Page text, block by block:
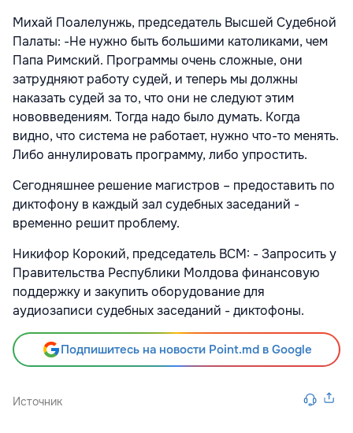
Михай Поалелунжь, председатель Высшей Судебной
Палаты: -Не нужно быть большими католиками, чем
Папа Римский. Программы очень сложные, они
затрудняют работу судей, и теперь мы должны
наказать судей за то, что они не следуют этим
нововведениям. Тогда надо было думать. Когда
видно, что система не работает, нужно что-то менять.
Либо аннулировать программу, либо упростить.
Сегодняшнее решение магистров – предоставить по
диктофону в каждый зал судебных заседаний -
временно решит проблему.
Никифор Корокий, председатель ВСМ: - Запросить у
Правительства Республики Молдова финансовую
поддержку и закупить оборудование для
аудиозаписи судебных заседаний - диктофоны.
Подпишитесь на новости Point.md в Google
Источник